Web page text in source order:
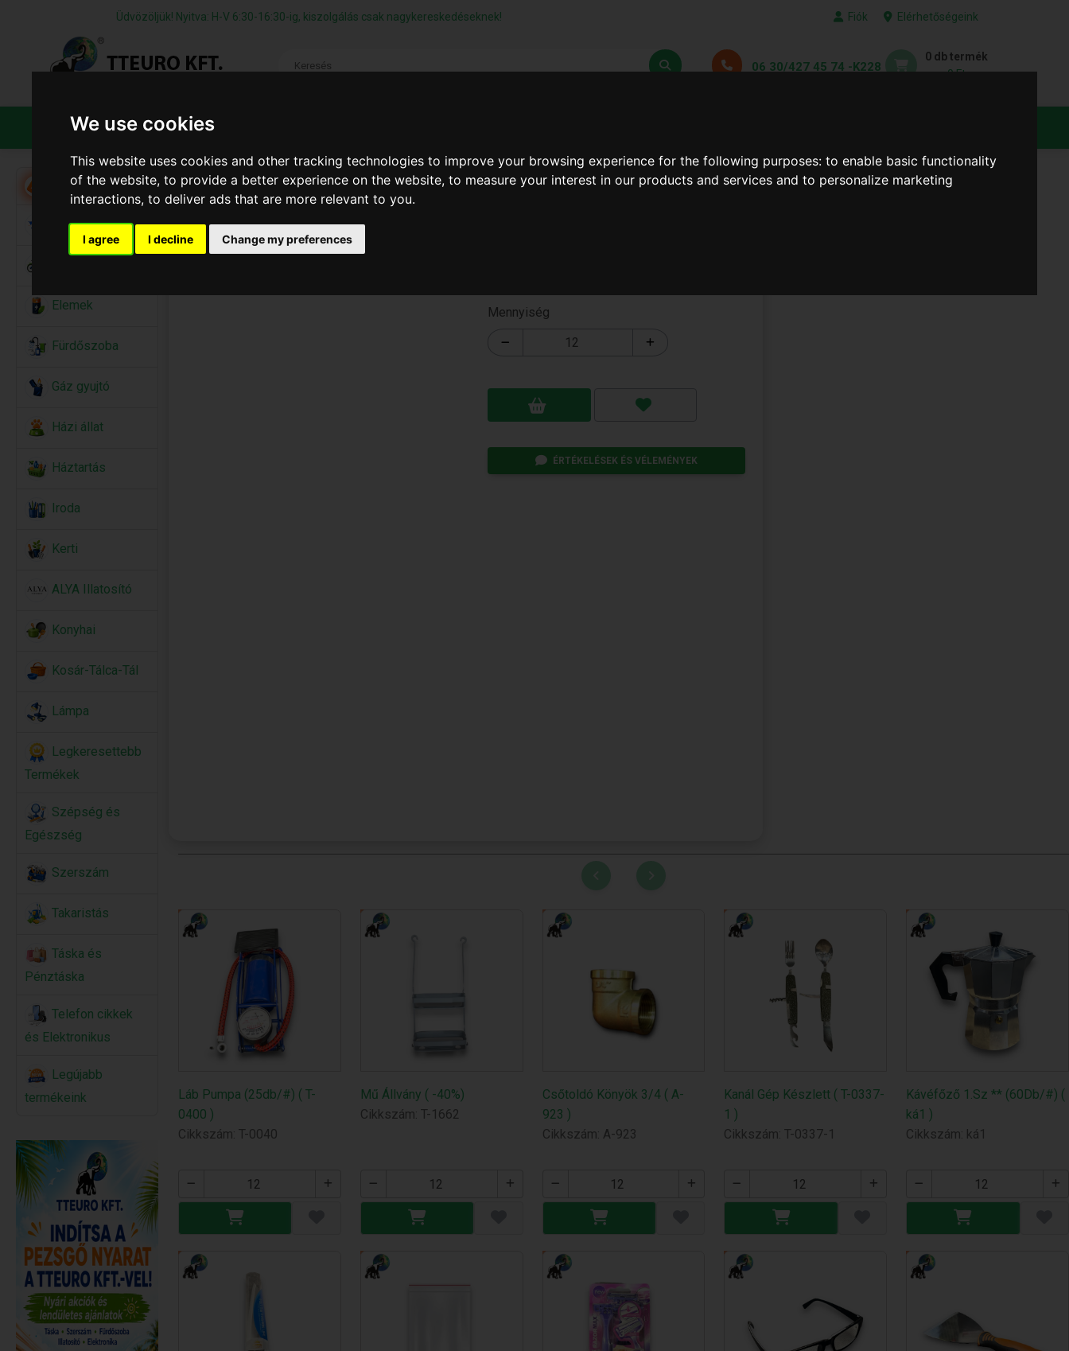
We use cookies
This website uses cookies and other tracking technologies to improve your browsing experience for the following purposes:to enable basic functionality
of the website,to provide a better experience on the website,to measure your interest in our products and services and to personalize marketing
interactions,to deliver ads that are more relevant to you.
I agree I decline Change my preferences
Üdvözöljük! Nyitva: H-V 6:30-16:30-ig, kiszolgálás csak nagykereskedéseknek! Fiók Elérhetőségeink
06 30/427 45 74 -K228
0 db termék
0 Ft
TERMÉKEK
Akció
Alkalmi Kellékek
Elemek
Fürdőszoba
Gáz gyujtó
Házi állat
Háztartás
Iroda
Kerti
ALYA Illatosító
Konyhai
Kosár-Tálca-Tál
Lámpa
Legkeresettebb
Termékek
Szépség és
Egészség
Szerszám
Takaristás
Táska és
Pénztáska
Telefon cikkek
és Elektronikus
Legújabb
termékeink
Mennyiség
ÉRTÉKELÉSEK ÉS VÉLEMÉNYEK
Láb Pumpa (25db/#) ( T-
0400 )
Cikkszám: T-0040
Mű Állvány ( -40%)
Cikkszám: T-1662
Csőtoldó Könyök 3/4 ( A-
923 )
Cikkszám: A-923
Kanál Gép Készlett ( T-0337-
1 )
Cikkszám: T-0337-1
Kávéfőző 1.Sz ** (60Db/#) (
ká1 )
Cikkszám: ká1